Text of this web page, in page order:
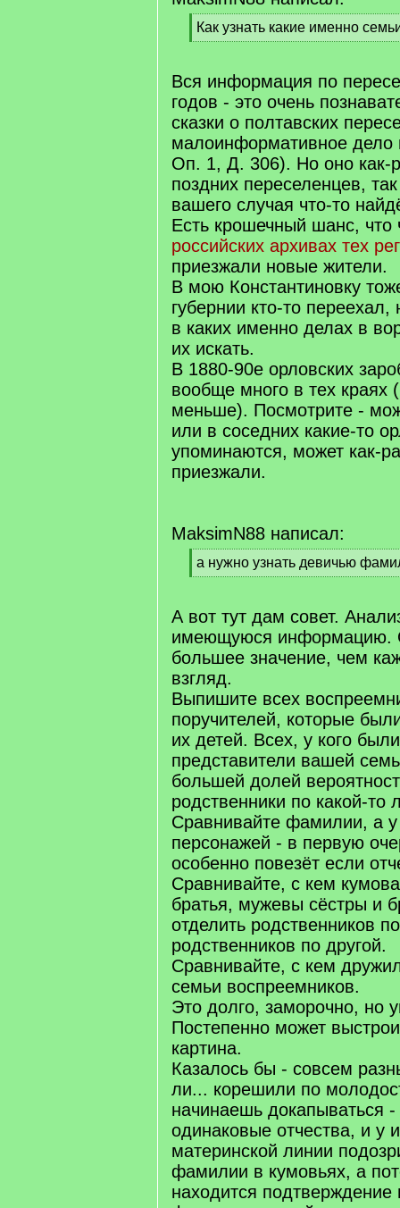
[
q
Как узнать какие именно
[
q
]
Вся информация по
годов - это очень
сказки о полтавских
малоинформативное
Оп. 1, Д. 306). Но оно как-
поздних переселенцев,
вашего случая что-то
Есть крошечный шанс, что
российских архивах тех
приезжали новые жители.
В мою Константиновку
губернии кто-то
в каких именно делах в
их искать.
В 1880-90е орловских
вообще много в тех краях
меньше). Посмотрите -
или в соседних какие-то
упоминаются, может как-
приезжали.
MaksimN88 написал:
[
q
а нужно узнать девичью
[
q
]
А вот тут дам совет.
имеющуюся информацию.
большее значение, чем
взгляд.
Выпишите всех
поручителей, которые
их детей. Всех, у кого
представители вашей
большей долей
родственники по какой-то
Сравнивайте фамилии, а у
персонажей - в первую
особенно повезёт если
Сравнивайте, с кем
братья, мужевы сёстры и
отделить родственников
родственников по другой.
Сравнивайте, с кем
семьи воспреемников.
Это долго, заморочно, но
Постепенно может
картина.
Казалось бы - совсем
ли... корешили по
начинаешь докапываться
одинаковые отчества, и у
материнской линии
фамилии в кумовьях, а
находится